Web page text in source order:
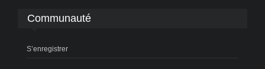
Communauté
S’enregistrer